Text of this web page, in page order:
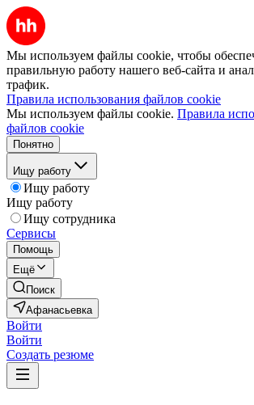
Мы используем файлы cookie, чтобы
правильную работу нашего веб-сайта и
трафик.
Правила использования файлов cookie
Мы используем файлы cookie. Правила
файлов cookie
Понятно
Ищу работу
Ищу работу
Ищу работу
Ищу сотрудника
Сервисы
Помощь
Ещё
Поиск
Афанасьевка
Войти
Войти
Создать резюме